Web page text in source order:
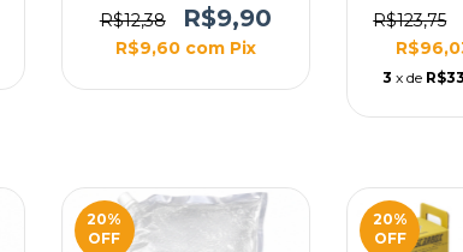
TAMANHO G
R$12,38 R$9,90
R$9,60 com Pix
R$123,75
3 x de
20%
OFF
20%
OFF